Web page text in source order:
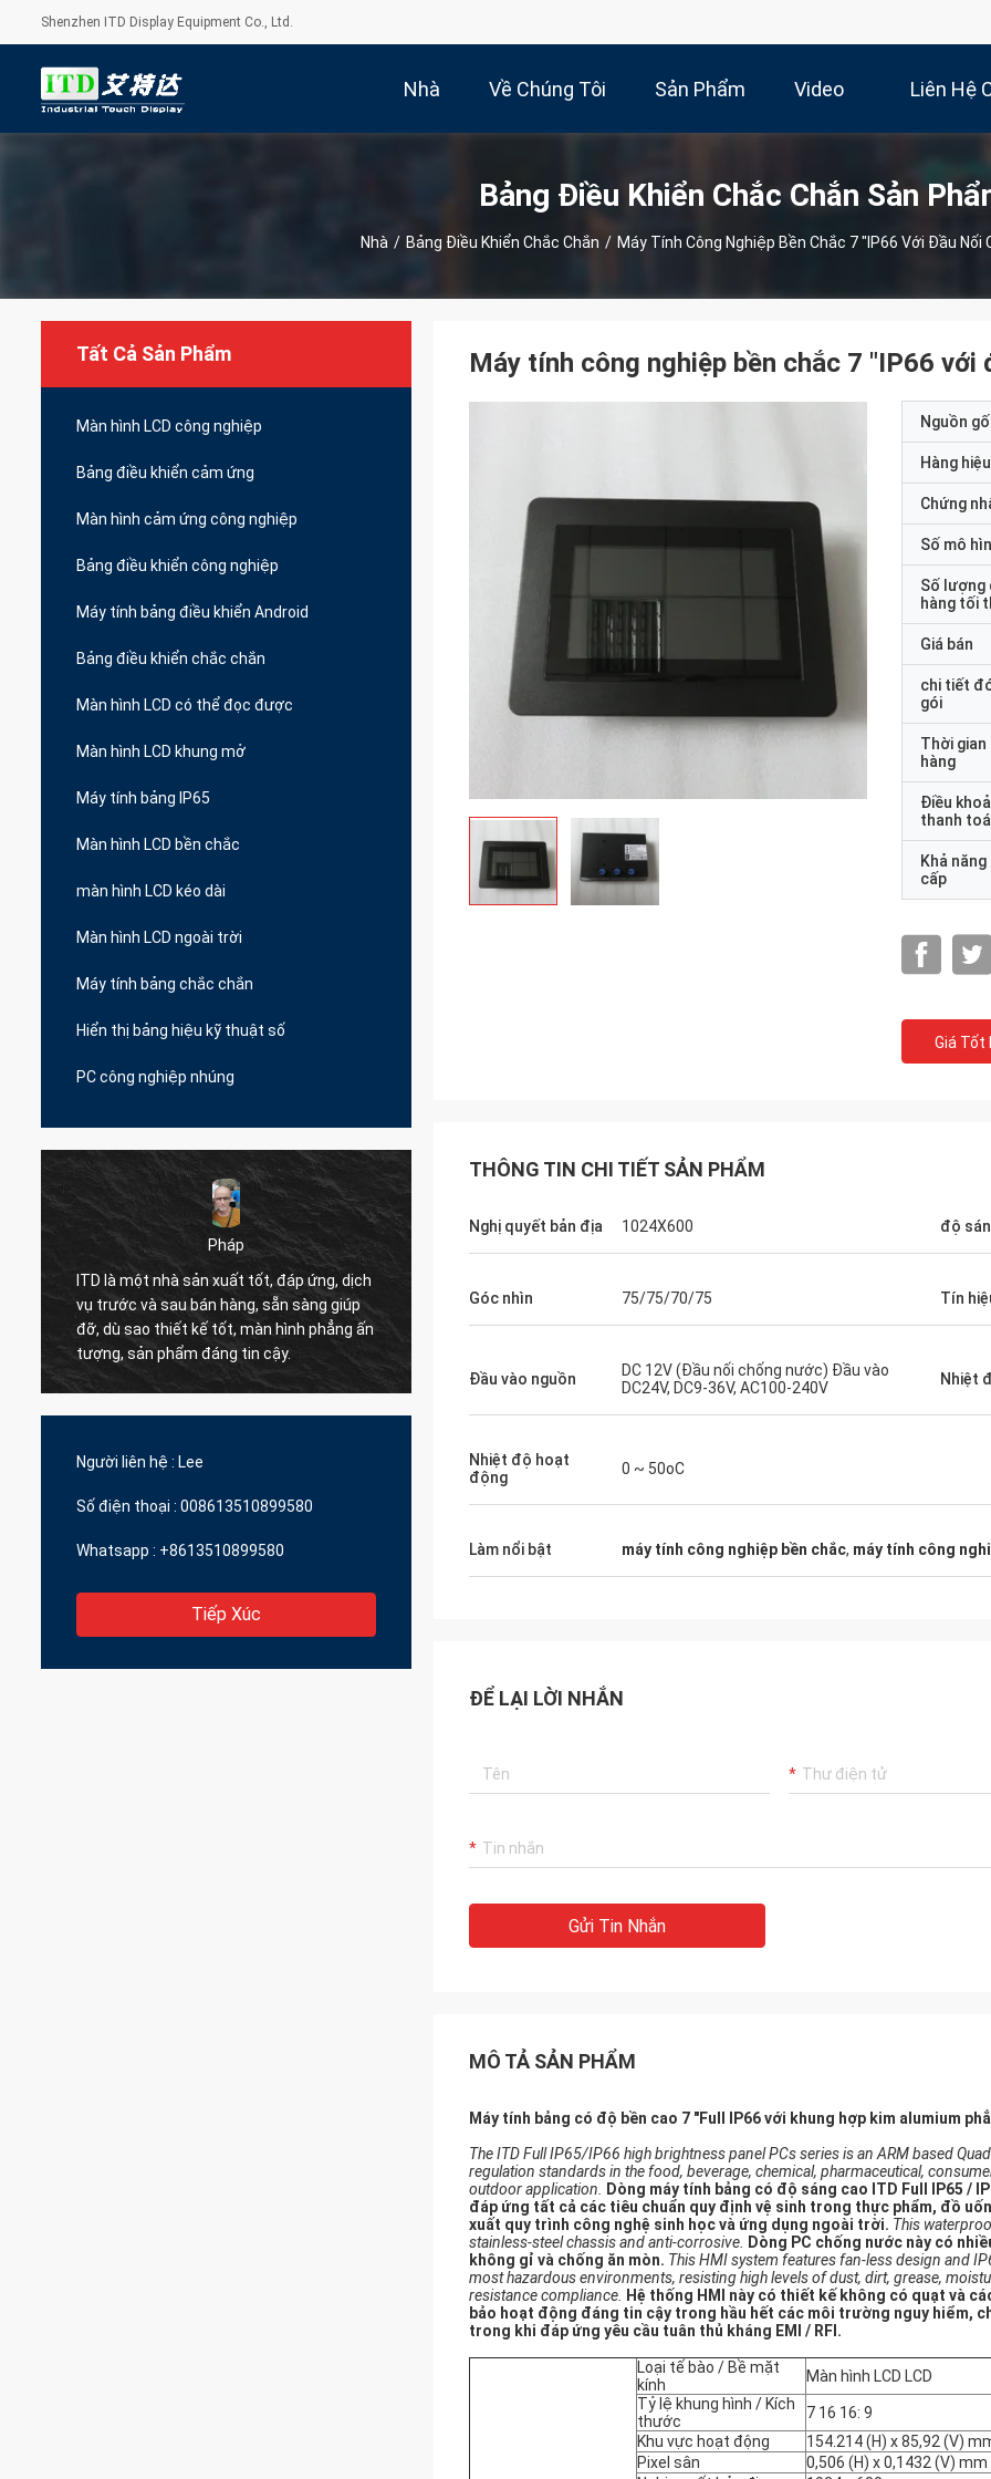
Shenzhen ITD Display Equipment Co., Ltd.
Nhà Về Chúng Tôi Sản Phẩm Video Liên Hệ
Bảng Điều Khiển Chắc Chắn Sản
Nhà / Bảng Điều Khiển Chắc Chắn / Máy Tính Công Nghiệp Bền Chắc 7 "IP66 Với Đầu
Tất Cả Sản Phẩm
Màn hình LCD công nghiệp
Bảng điều khiển cảm ứng
Màn hình cảm ứng công nghiệp
Bảng điều khiển công nghiệp
Máy tính bảng điều khiển Android
Bảng điều khiển chắc chắn
Màn hình LCD có thể đọc được
Màn hình LCD khung mở
Máy tính bảng IP65
Màn hình LCD bền chắc
màn hình LCD kéo dài
Màn hình LCD ngoài trời
Máy tính bảng chắc chắn
Hiển thị bảng hiệu kỹ thuật số
PC công nghiệp nhúng
ứng, dịch
phẳng ấn
Marcelo
ITD rất hân hạnh được làm việc cùng và là
một đối tác chiến lược có giá trị.
các cấu hình của màn hình cảm ứng công
nghiệp, màn hình và các sản phẩm máy
vụ trước và
đỡ, dù sao
Người liên hệ : Lee
Số điện thoại : 008613510899580
Whatsapp : +8613510899580
Tiếp Xúc
Máy tính công nghiệp bền chắc 7 "IP66 với
Nguồn
Hàng hiệu
Chứng
Số mô
Số lượng
hàng tối
Giá bán
chi tiết
gói
Thời gian
hàng
Điều
thanh
Khả
cấp
Giá Tốt
THÔNG TIN CHI TIẾT SẢN PHẨM
Nghị quyết bản địa 1024X600 độ
Góc nhìn 75/75/70/75 Tín
Đầu vào nguồn
DC 12V (Đầu nối chống nước) Đầu vào
DC24V, DC9-36V, AC100-240V
Nhiệt
Nhiệt độ hoạt
động
0 ~ 50oC
Làm nổi bật máy tính công nghiệp bền chắc, máy tính công
ĐỂ LẠI LỜI NHẮN
Gửi Tin Nhắn
MÔ TẢ SẢN PHẨM
Máy tính bảng có độ bền cao 7 "Full IP66 với khung hợp kim alumium
The ITD Full IP65/IP66 high brightness panel PCs series is an ARM based
regulation standards in the food, beverage, chemical, pharmaceutical,
outdoor application.
Dòng máy tính bảng có độ sáng cao ITD Full IP65 /
đáp ứng tất cả các tiêu chuẩn quy định vệ sinh trong thực phẩm, đồ
xuất quy trình công nghệ sinh học và ứng dụng ngoài trời. This
stainless-steel chassis and anti-corrosive.
Dòng PC chống nước này có
không gỉ và chống ăn mòn. This HMI system features fan-less design and
most hazardous environments, resisting high levels of dust, dirt, grease,
resistance compliance.
Hệ thống HMI này có thiết kế không có quạt và
bảo hoạt động đáng tin cậy trong hầu hết các môi trường nguy hiểm,
trong khi đáp ứng yêu cầu tuân thủ kháng EMI / RFI.
Loại tế bào / Bề mặt
kính
Màn hình LCD LCD
Tỷ lệ khung hình / Kích
thước
7 16 16: 9
Khu vực hoạt động
154.214 (H) x 85,92 (V)
Pixel sân
0,506 (H) x 0,1432 (V) mm